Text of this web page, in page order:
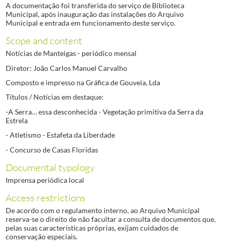
A documentação foi transferida do serviço de Biblioteca
Municipal, após inauguração das instalações do Arquivo
Municipal e entrada em funcionamento deste serviço.
Scope and content
Notícias de Manteigas - periódico mensal
Diretor: João Carlos Manuel Carvalho
Composto e impresso na Gráfica de Gouveia, Lda
Títulos / Notícias em destaque:
-A Serra… essa desconhecida - Vegetação primitiva da Serra da
Estrela
- Atletismo - Estafeta da Liberdade
- Concurso de Casas Floridas
Documental typology
Imprensa periódica local
Access restrictions
De acordo com o regulamento interno, ao Arquivo Municipal
reserva-se o direito de não facultar a consulta de documentos que,
pelas suas características próprias, exijam cuidados de
conservação especiais.